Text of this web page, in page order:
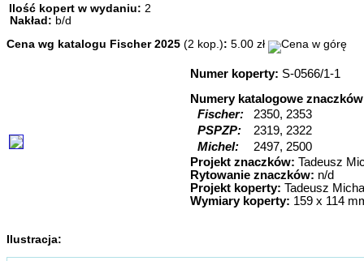
Ilość kopert w wydaniu: 2
Nakład: b/d
Cena wg katalogu Fischer 2025 (2 kop.): 5.00 zł
Numer koperty: S-0566/1-1
Numery katalogowe
Fischer:
2350, 2353
PSPZP:
2319, 2322
Michel:
2497, 2500
Projekt znaczków: Tadeusz
Rytowanie znaczków: n/d
Projekt koperty: Tadeusz
Wymiary koperty: 159 x 114
Ilustracja: